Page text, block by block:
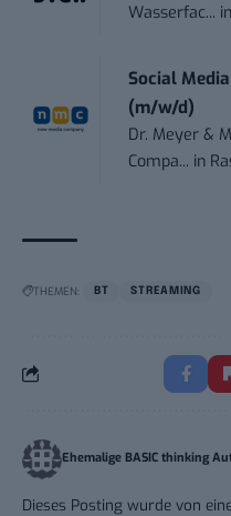
Wasserfac... in
Social
(m/w/d)
Dr. Meyer &
Compa... in
THEMEN: BT STREAMING
Ehemalige BASIC thinking
Dieses Posting wurde von